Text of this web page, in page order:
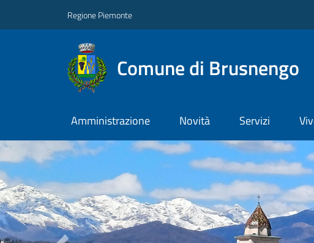
Regione Piemonte
Comune di Brusnengo
Amministrazione Novità Servizi